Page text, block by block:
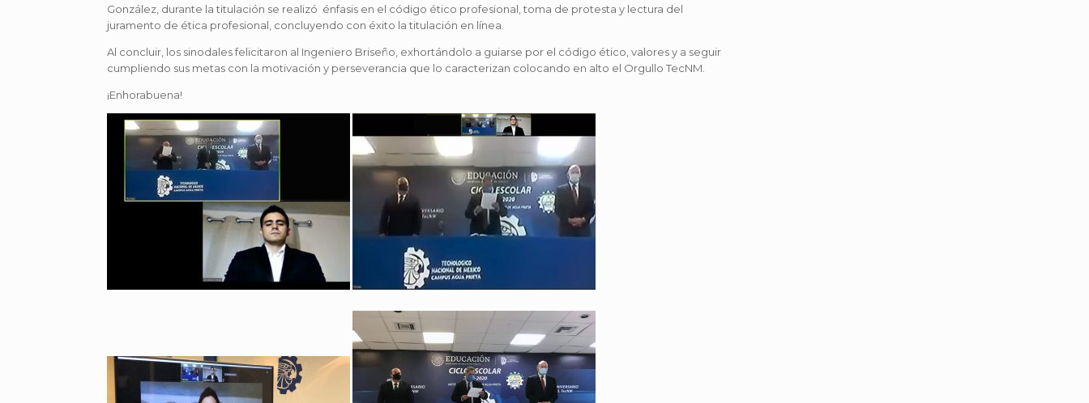
González, durante la titulación se realizó énfasis en el código ético profesional, toma de protesta y lectura del
juramento de ética profesional, concluyendo con éxito la titulación en línea.
Al concluir, los sinodales felicitaron al Ingeniero Briseño, exhortándolo a guiarse por el código ético, valores y a seguir
cumpliendo sus metas con la motivación y perseverancia que lo caracterizan colocando en alto el Orgullo TecNM.
¡Enhorabuena!